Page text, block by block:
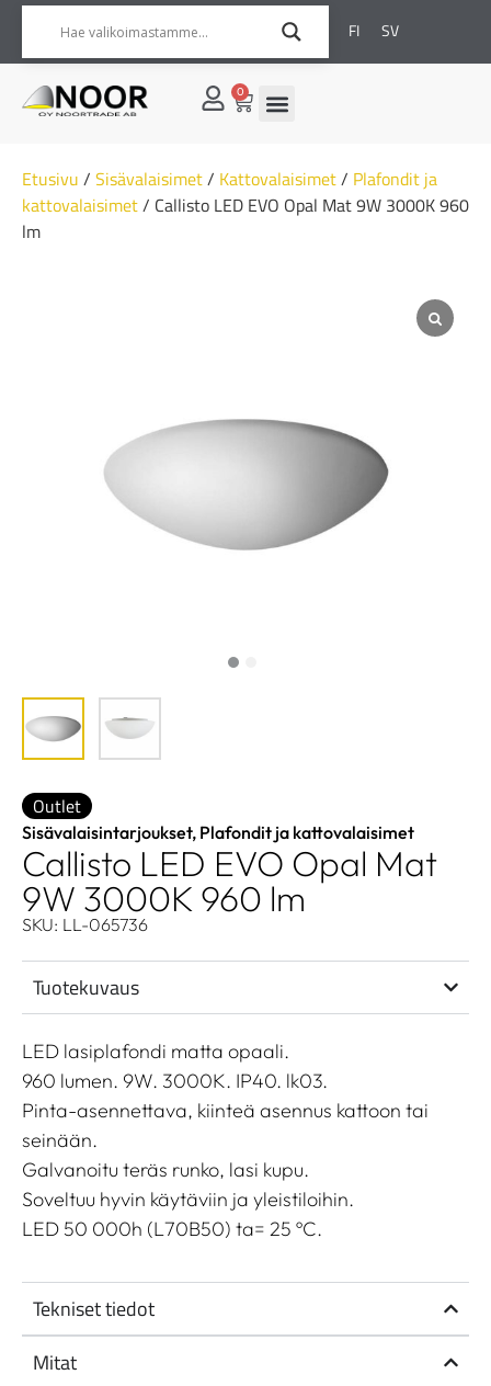
FI SV
0
Etusivu / Sisävalaisimet/ Kattovalaisimet/ Plafondit ja
kattovalaisimet/ Callisto LED EVO Opal Mat 9W 3000K 960
lm
Outlet
Sisävalaisintarjoukset, Plafondit ja kattovalaisimet
Callisto LED EVO Opal Mat
9W 3000K 960 lm
SKU: LL-065736
Tuotekuvaus
LED lasiplafondi matta opaali.
960 lumen. 9W. 3000K. IP40. lk03.
Pinta-asennettava, kiinteä asennus kattoon tai
seinään.
Galvanoitu teräs runko, lasi kupu.
Soveltuu hyvin käytäviin ja yleistiloihin.
LED 50 000h (L70B50) ta= 25 ºC.
Tekniset tiedot
Mitat